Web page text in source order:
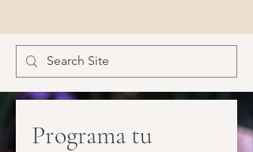
Programa tu